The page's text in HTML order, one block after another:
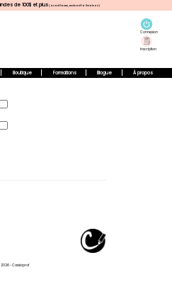
de 100$ et plus(avant taxes, excluant la livraison)
Connexion
Inscription
Boutique Formations Blogue À propos
2026 - Cassioprof